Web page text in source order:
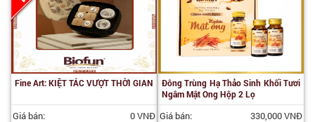
Fine Art: KIỆT TÁC VƯỢT THỜI GIAN
Giá bán: 0 VNĐ
Đông Trùng Hạ Thảo Sinh Khối Tươi
Ngâm Mật Ong Hộp 2 Lọ
Giá bán: 330,000 VNĐ